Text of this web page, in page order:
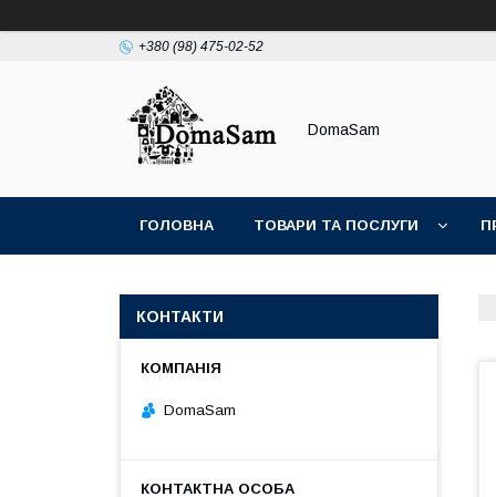
+380 (98) 475-02-52
DomaSam
ГОЛОВНА ТОВАРИ ТА ПОСЛУГИ
КОНТАКТИ
DomaSam